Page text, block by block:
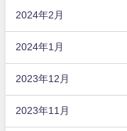
2024年2月
2024年1月
2023年12月
2023年11月